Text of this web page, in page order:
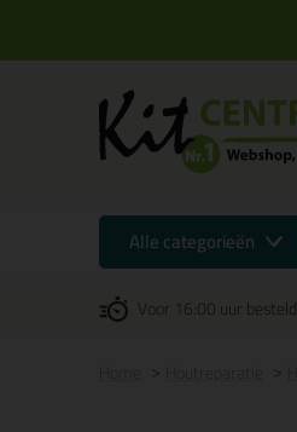
Alle categorieën
Voor 16:00 uur besteld